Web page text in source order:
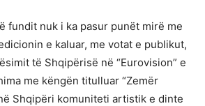
fundit nuk i ka pasur punët mirë me
e kaluar, me votat e publikut,
të Shqipërisë në “Eurovision” e
me këngën titulluar “Zemër
Shqipëri komuniteti artistik e dinte